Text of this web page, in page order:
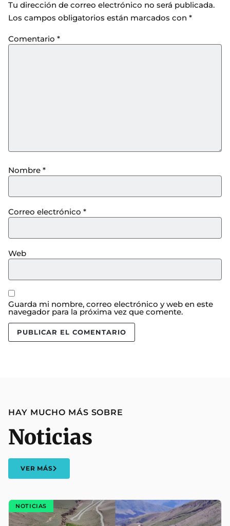
Tu dirección de correo electrónico no será publicada.
Los campos obligatorios están marcados con *
Comentario *
Nombre *
Correo electrónico *
Web
Guarda mi nombre, correo electrónico y web en este
navegador para la próxima vez que comente.
HAY MUCHO MÁS SOBRE
Noticias
VER MÁS
NOTICIAS